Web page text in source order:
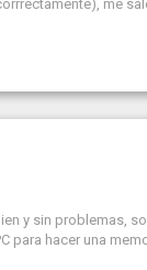
me
y sin problemas,
para hacer una